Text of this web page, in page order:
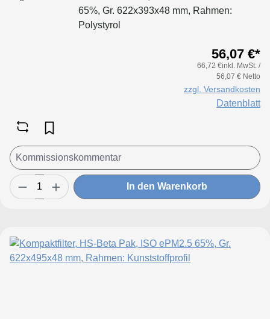
65%, Gr. 622x393x48 mm, Rahmen:
Polystyrol
56,07 €*
66,72 €inkl. MwSt. /
56,07 € Netto
zzgl. Versandkosten
Datenblatt
In den Warenkorb